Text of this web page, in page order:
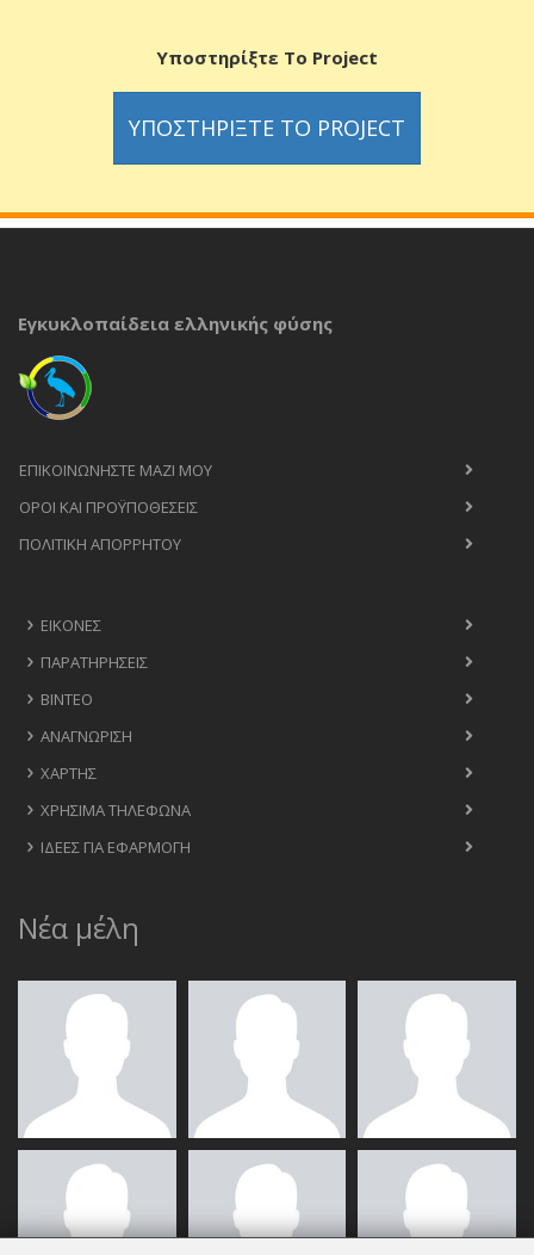
Υποστηρίξτε Το Project
ΥΠΟΣΤΗΡΊΞΤΕ ΤΟ PROJECT
Εγκυκλοπαίδεια ελληνικής φύσης
ΕΠΙΚΟΙΝΩΝΉΣΤΕ ΜΑΖΊ ΜΟΥ
ΟΡΟΙ ΚΑΙ ΠΡΟΫΠΟΘΈΣΕΙΣ
ΠΟΛΙΤΙΚΉ ΑΠΟΡΡΉΤΟΥ
ΕΙΚΌΝΕΣ
ΠΑΡΑΤΗΡΉΣΕΙΣ
ΒΊΝΤΕΟ
ΑΝΑΓΝΏΡΙΣΗ
ΧΆΡΤΗΣ
ΧΡΉΣΙΜΑ ΤΗΛΈΦΩΝΑ
ΙΔΈΕΣ ΓΙΑ ΕΦΑΡΜΟΓΉ
Νέα μέλη